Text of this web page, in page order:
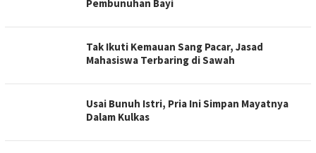
Pembunuhan Bayi
Tak Ikuti Kemauan Sang Pacar, Jasad
Mahasiswa Terbaring di Sawah
Usai Bunuh Istri, Pria Ini Simpan Mayatnya
Dalam Kulkas